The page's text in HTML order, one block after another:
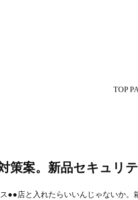
TOP
策案。新品セキュリテ
●●店と入れたらいいんじゃないか